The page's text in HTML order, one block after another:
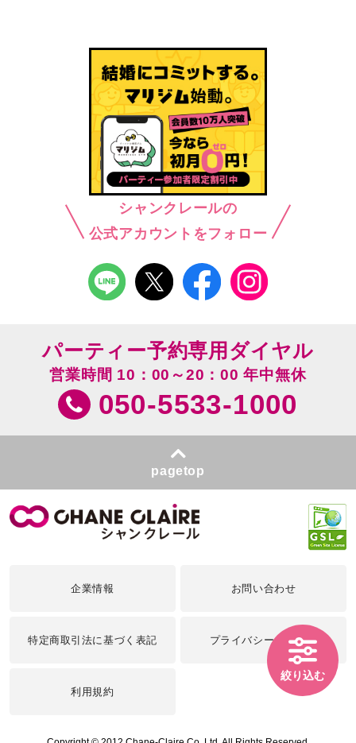
シャンクレールの
公式アカウントをフォロー
絞り込む
パーティー予約専用ダイヤル
営業時間 10：00～20：00 年中無休
050-5533-1000
pagetop
企業情報 お問い合わせ
特定商取引法に基づく表記 プライバシーポリシー
利用規約